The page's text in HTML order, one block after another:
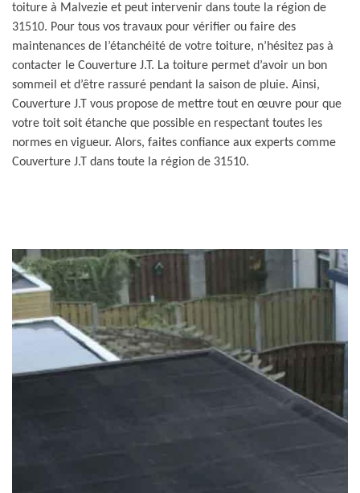
toiture à Malvezie et peut intervenir dans toute la région de
31510. Pour tous vos travaux pour vérifier ou faire des
maintenances de l’étanchéité de votre toiture, n’hésitez pas à
contacter le Couverture J.T. La toiture permet d’avoir un bon
sommeil et d’être rassuré pendant la saison de pluie. Ainsi,
Couverture J.T vous propose de mettre tout en œuvre pour que
votre toit soit étanche que possible en respectant toutes les
normes en vigueur. Alors, faites confiance aux experts comme
Couverture J.T dans toute la région de 31510.